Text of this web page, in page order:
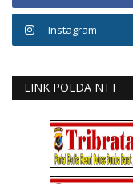
Instagram
LINK POLDA NTT